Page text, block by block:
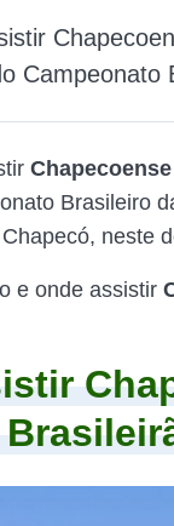
Brasileiro
neste
e onde assistir